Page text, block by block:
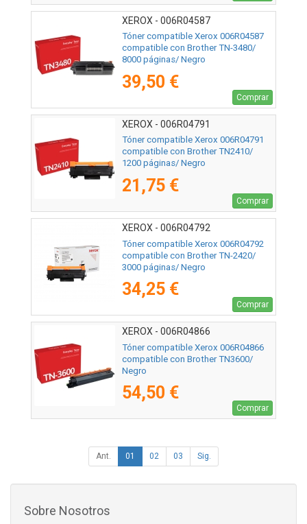
XEROX - 006R04587
Tóner compatible Xerox 006R04587
compatible con Brother TN-3480/
8000 páginas/ Negro
39,50 €
Comprar
XEROX - 006R04791
Tóner compatible Xerox 006R04791
compatible con Brother TN2410/
1200 páginas/ Negro
21,75 €
Comprar
XEROX - 006R04792
Tóner compatible Xerox 006R04792
compatible con Brother TN-2420/
3000 páginas/ Negro
34,25 €
Comprar
XEROX - 006R04866
Tóner compatible Xerox 006R04866
compatible con Brother TN3600/
Negro
54,50 €
Comprar
Ant. 01 02 03 Sig.
Sobre Nosotros